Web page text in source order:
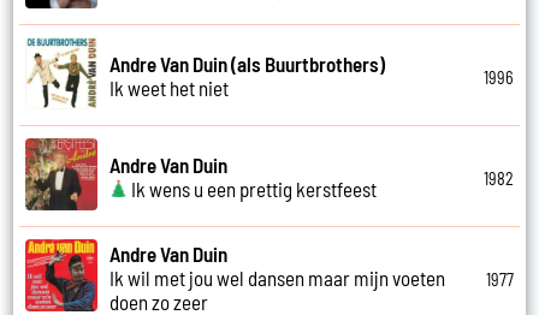
Andre Van Duin (als Buurtbrothers)
Ik weet het niet
1996
Andre Van Duin
Ik wens u een prettig kerstfeest
1982
Andre Van Duin
Ik wil met jou wel dansen maar mijn voeten
doen zo zeer
1977